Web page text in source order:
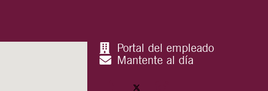
Portal del empleado
Mantente al día